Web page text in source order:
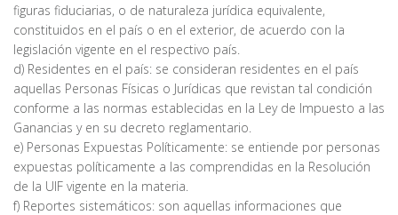
figuras fiduciarias, o de naturaleza jurídica equivalente,
constituidos en el país o en el exterior, de acuerdo con la
legislación vigente en el respectivo país.
d) Residentes en el país: se consideran residentes en el país
aquellas Personas Físicas o Jurídicas que revistan tal condición
conforme a las normas establecidas en la Ley de Impuesto a las
Ganancias y en su decreto reglamentario.
e) Personas Expuestas Políticamente: se entiende por personas
expuestas políticamente a las comprendidas en la Resolución
de la UIF vigente en la materia.
f) Reportes sistemáticos: son aquellas informaciones que